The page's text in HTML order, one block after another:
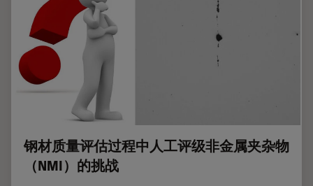
钢材质量评估过程中人工评级非金属夹杂物
（NMI）的挑战